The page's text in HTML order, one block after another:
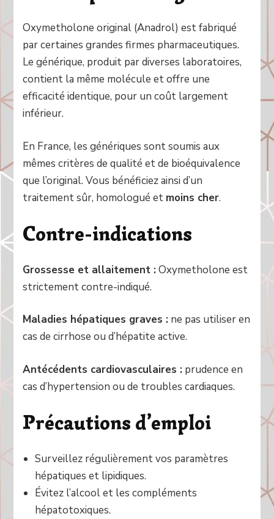
Oxymetholone original (Anadrol) est fabriqué
par certaines grandes firmes pharmaceutiques.
Le générique, produit par diverses laboratoires,
contient la même molécule et offre une
efficacité identique, pour un coût largement
inférieur.
En France, les génériques sont soumis aux
mêmes critères de qualité et de bioéquivalence
que l’original. Vous bénéficiez ainsi d’un
traitement sûr, homologué et moins cher.
Contre-indications
Grossesse et allaitement :Oxymetholone est
strictement contre-indiqué.
Maladies hépatiques graves : ne pas utiliser en
cas de cirrhose ou d’hépatite active.
Antécédents cardiovasculaires : prudence en
cas d’hypertension ou de troubles cardiaques.
Précautions d’emploi
Surveillez régulièrement vos paramètres
hépatiques et lipidiques.
Évitez l’alcool et les compléments
hépatotoxiques.